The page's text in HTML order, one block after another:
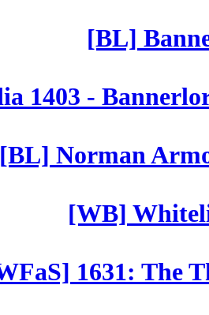
[BL]
1403 -
[BL] Norman
[WB]
1631: The